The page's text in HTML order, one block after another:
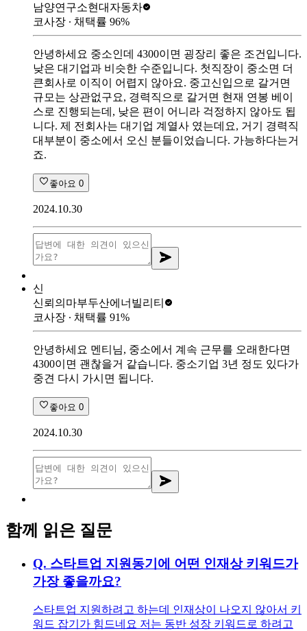
남양연구소현대자동차
코사장 ∙ 채택률 96%
안녕하세요 중소인데 4300이면 굉장리 좋은 조건입니다.
낮은 대기업과 비슷한 수준입니다. 첫직장이 중소면 더
큰회사로 이직이 어렵지 않아요. 중고신입으로 갈거면
규모는 상관없구요, 경력직으로 갈거면 현재 연봉 베이
스로 진행되는데, 낮은 편이 어니라 걱정하지 않아도 됩
니다. 제 전회사는 대기업 계열사 였는데요, 거기 경력직
대부분이 중소에서 오신 분들이었습니다. 가능하다는거
죠.
좋아요 0
2024.10.30
신
신뢰의마부두산에너빌리티
코사장 ∙ 채택률 91%
안녕하세요 멘티님, 중소에서 계속 근무를 오래한다면
4300이면 괜찮을거 같습니다. 중소기업 3년 정도 있다가
중견 다시 가시면 됩니다.
좋아요 0
2024.10.30
함께 읽은 질문
Q. 스타트업 지원동기에 어떤 인재상 키워드가
가장 좋을까요?
스타트업 지원하려고 하는데 인재상이 나오지 않아서 키
워드 잡기가 힘드네요 저는 동반 성장 키워드로 하려고